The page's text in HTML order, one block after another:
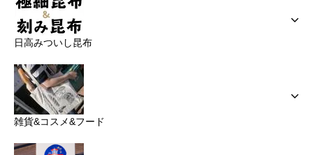
日高みついし昆布
雑貨&コスメ&フード